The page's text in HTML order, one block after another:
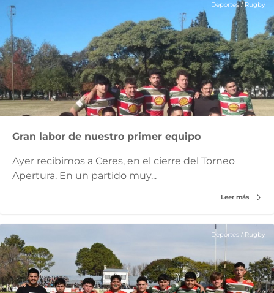
Deportes / Rugby
Gran labor de nuestro primer equipo
Ayer recibimos a Ceres, en el cierre del Torneo
Apertura. En un partido muy...
Leer más
Deportes / Rugby